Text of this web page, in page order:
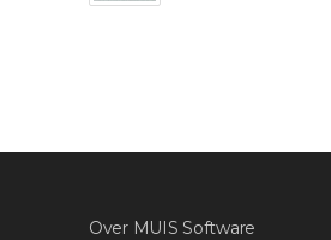
Over MUIS Software